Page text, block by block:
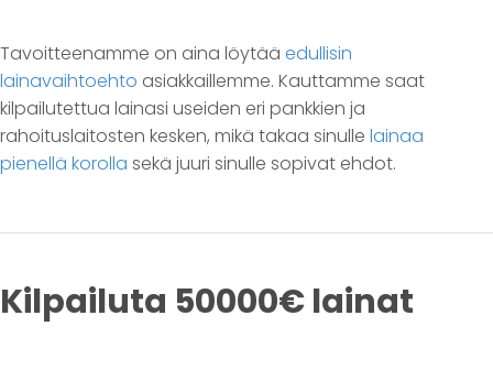
Tavoitteenamme on aina löytää edullisin
lainavaihtoehto asiakkaillemme. Kauttamme saat
kilpailutettua lainasi useiden eri pankkien ja
rahoituslaitosten kesken, mikä takaa sinulle lainaa
pienellä korolla sekä juuri sinulle sopivat ehdot.
Kilpailuta 50000€ lainat